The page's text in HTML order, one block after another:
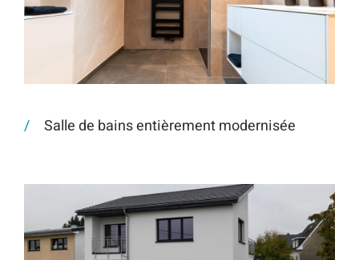
Salle de bains entièrement modernisée